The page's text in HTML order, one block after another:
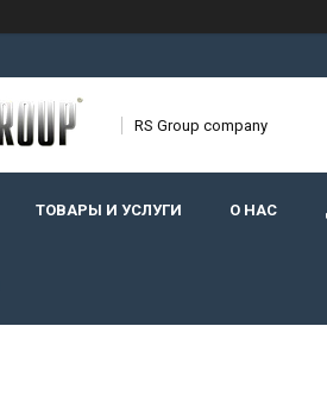
RS Group company
ТОВАРЫ И УСЛУГИ О НАС